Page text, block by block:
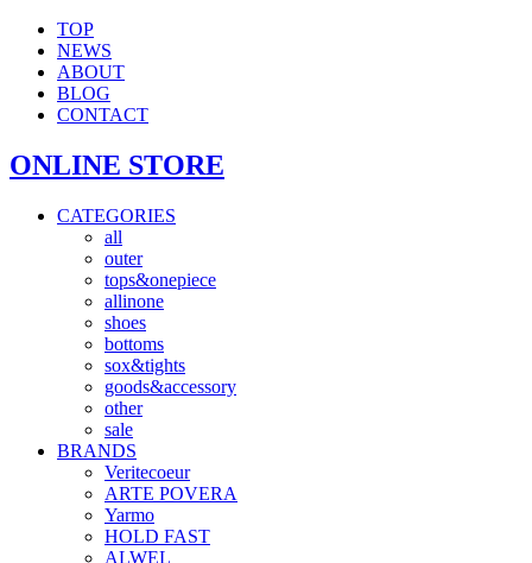
TOP
NEWS
ABOUT
BLOG
CONTACT
ONLINE STORE
CATEGORIES
all
outer
tops&onepiece
allinone
shoes
bottoms
sox&tights
goods&accessory
other
sale
BRANDS
Veritecoeur
ARTE POVERA
Yarmo
HOLD FAST
ALWEL